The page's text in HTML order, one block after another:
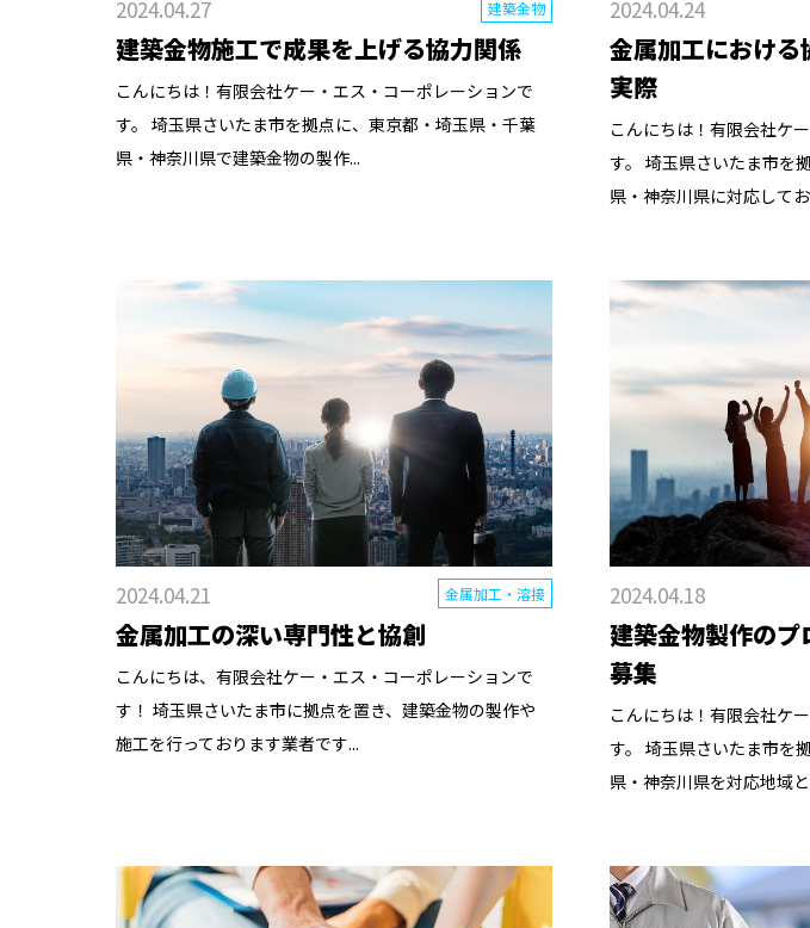
2024.04.27 建築金物
建築金物施工で成果を上げる協力関係
こんにちは！有限会社ケー・エス・コーポレーションで
す。 埼玉県さいたま市を拠点に、東京都・埼玉県・千葉
県・神奈川県で建築金物の製作...
2024.04.24
金属加工における
実際
こんにちは！有限会社ケ
す。 埼玉県さいたま市を
県・神奈川県に対応して
2024.04.21 金属加工・溶接
金属加工の深い専門性と協創
こんにちは、有限会社ケー・エス・コーポレーションで
す！ 埼玉県さいたま市に拠点を置き、建築金物の製作や
施工を行っております業者です...
2024.04.18
建築金物製作の
募集
こんにちは！有限会社ケ
す。 埼玉県さいたま市を
県・神奈川県を対応地域